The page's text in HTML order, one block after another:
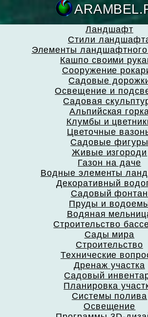
Ландшафт
Стили
Элементы ландшафтного
Кашпо своими
Сооружение
Садовые
Освещение и
Садовая
Альпийская
Клумбы и
Цветочные
Садовые фигуры
Живые изгороди
Газон на даче
Водные элементы
Декоративный
Садовый фонтан
Пруды и
Водяная
Строительство
Сады мира
Строительство
Технические
Дренаж участка
Садовый
Планировка
Системы полива
Освещение